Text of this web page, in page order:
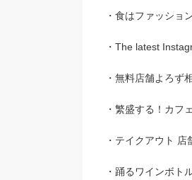
・食はファッショ
・The latest
・無料店舗よろず
・繁盛する！カフ
・テイクアウト
・踊るワインボト